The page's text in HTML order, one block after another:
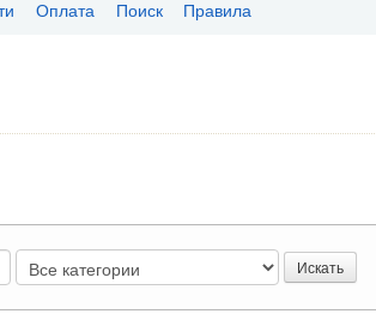
Оплата Поиск Правила
Искать